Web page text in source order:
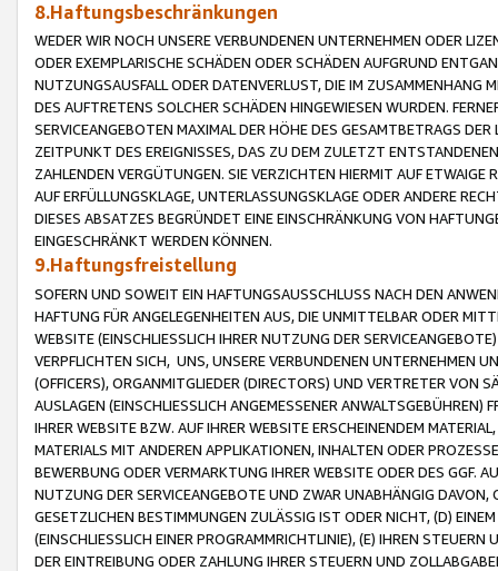
8.Haftungsbeschränkungen
WEDER WIR NOCH UNSERE VERBUNDENEN UNTERNEHMEN ODER
ODER EXEMPLARISCHE SCHÄDEN ODER SCHÄDEN AUFGRUND
NUTZUNGSAUSFALL ODER DATENVERLUST, DIE IM ZUSAMMENHANG
DES AUFTRETENS SOLCHER SCHÄDEN HINGEWIESEN WURDEN.
SERVICEANGEBOTEN MAXIMAL DER HÖHE DES GESAMTBETRAGS
ZEITPUNKT DES EREIGNISSES, DAS ZU DEM ZULETZT
ZAHLENDEN VERGÜTUNGEN. SIE VERZICHTEN HIERMIT AUF
AUF ERFÜLLUNGSKLAGE, UNTERLASSUNGSKLAGE ODER ANDERE
DIESES ABSATZES BEGRÜNDET EINE EINSCHRÄNKUNG VON
EINGESCHRÄNKT WERDEN KÖNNEN.
9.Haftungsfreistellung
SOFERN UND SOWEIT EIN HAFTUNGSAUSSCHLUSS NACH DEN
HAFTUNG FÜR ANGELEGENHEITEN AUS, DIE UNMITTELBAR ODER
WEBSITE (EINSCHLIESSLICH IHRER NUTZUNG DER
VERPFLICHTEN SICH, UNS, UNSERE VERBUNDENEN UNTERNEHMEN
(OFFICERS), ORGANMITGLIEDER (DIRECTORS) UND VERTRETER VON
AUSLAGEN (EINSCHLIESSLICH ANGEMESSENER
IHRER WEBSITE BZW. AUF IHRER WEBSITE ERSCHEINENDEM
MATERIALS MIT ANDEREN APPLIKATIONEN, INHALTEN ODER
BEWERBUNG ODER VERMARKTUNG IHRER WEBSITE ODER DES GGF.
NUTZUNG DER SERVICEANGEBOTE UND ZWAR UNABHÄNGIG
GESETZLICHEN BESTIMMUNGEN ZULÄSSIG IST ODER NICHT, (D)
(EINSCHLIESSLICH EINER PROGRAMMRICHTLINIE), (E) IHREN
DER EINTREIBUNG ODER ZAHLUNG IHRER STEUERN UND